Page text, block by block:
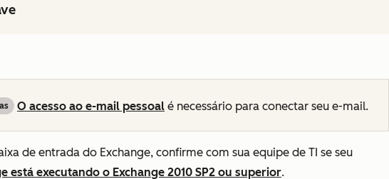
O acesso ao e-mail pessoal é necessário para conectar seu e-mail.
de entrada do Exchange, confirme com sua equipe de TI se seu
está executando o Exchange 2010 SP2 ou superior.